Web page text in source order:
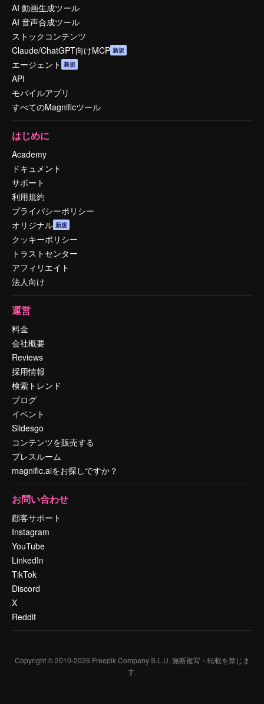
AI 動画生成ツール
AI 音声合成ツール
ストックコンテンツ
Claude/ChatGPT向けMCP 新規
エージェント 新規
API
モバイルアプリ
すべてのMagnificツール
はじめに
Academy
ドキュメント
サポート
利用規約
プライバシーポリシー
オリジナル 新規
クッキーポリシー
トラストセンター
アフィリエイト
法人向け
運営
料金
会社概要
Reviews
採用情報
検索トレンド
ブログ
イベント
Slidesgo
コンテンツを販売する
プレスルーム
magnific.aiをお探しですか？
お問い合わせ
顧客サポート
Instagram
YouTube
LinkedIn
TikTok
Discord
X
Reddit
Copyright © 2010-2026 Freepik Company S.L.U. 無断複写・転載を禁じま
す.